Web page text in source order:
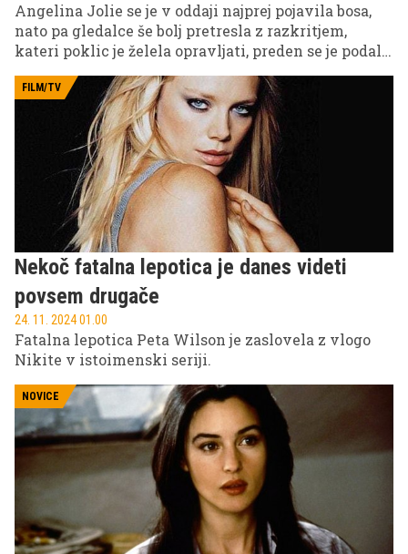
Angelina Jolie se je v oddaji najprej pojavila bosa,
nato pa gledalce še bolj pretresla z razkritjem,
kateri poklic je želela opravljati, preden se je podala
v igralske vode.
FILM/TV
Nekoč fatalna lepotica je danes videti
povsem drugače
24. 11. 2024 01.00
Fatalna lepotica Peta Wilson je zaslovela z vlogo
Nikite v istoimenski seriji.
NOVICE